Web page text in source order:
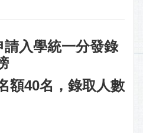
請入學統一分發錄
額40名，錄取人數